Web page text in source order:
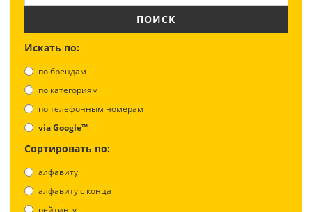
ПОИСК
Искать по:
по брендам
по категориям
по телефонным номерам
via Google™
Сортировать по:
алфавиту
aлфавиту с конца
рейтингу